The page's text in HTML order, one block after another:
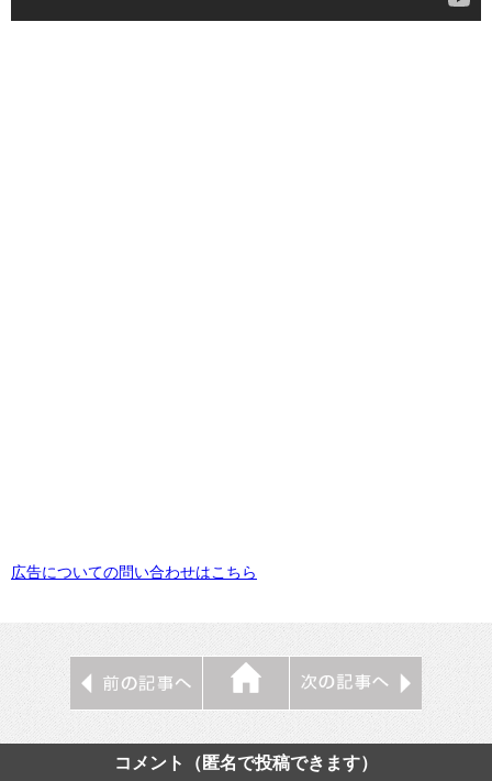
広告についての問い合わせはこちら
コメント（匿名で投稿できます）